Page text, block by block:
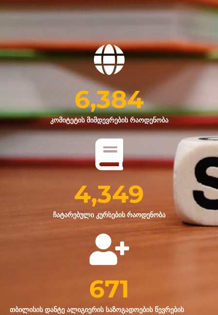
კომიტეტის მიმდევრების რაოდენობა
6,384
ჩატარებული კურსების რაოდენობა
4,349
თბილისის დანტე ალიგიერის საზოგადოების წევრების
671